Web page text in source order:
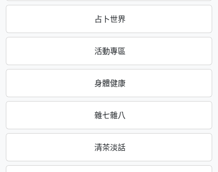
占卜世界
活動專區
身體健康
雜七雜八
清茶淡話